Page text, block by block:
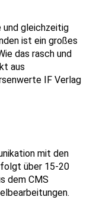
und gleichzeitig
ist ein großes
das rasch und
aus
IF Verlag
mit den
über 15-20
dem CMS